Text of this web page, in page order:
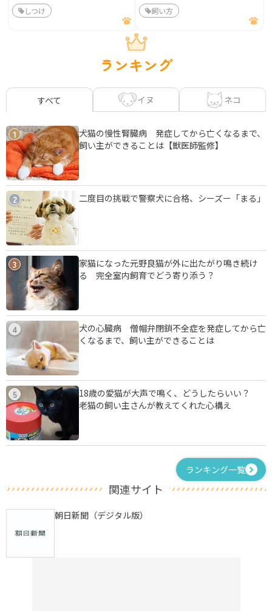
しつけ 飼い方
ランキング
すべて イヌ ネコ
1
犬猫の慢性腎臓病 発症してから亡くなるまで、
飼い主ができることは【獣医師監修】
2 二度目の挑戦で警察犬に合格、シーズー「まる」
3
家猫になった元野良猫が外に出たがり鳴き続け
る 完全室内飼育でどう寄り添う？
4
犬の心臓病 僧帽弁閉鎖不全症を発症してから亡
くなるまで、飼い主ができることは
5
18歳の愛猫が大声で鳴く、どうしたらいい？
老猫の飼い主さんが教えてくれた心構え
ランキング一覧
関連サイト
朝日新聞（デジタル版）